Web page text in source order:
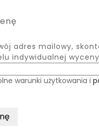
adres mailowy,
indywidualnej
warunki użytkowania i